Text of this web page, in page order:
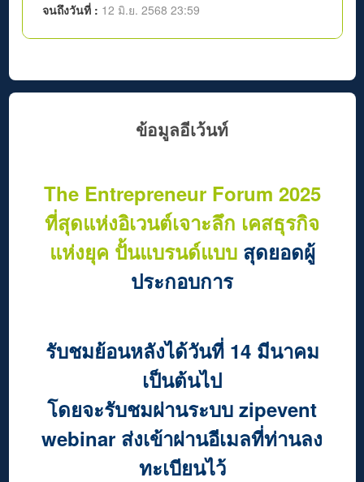
จนถึงวันที่ : 12 มิ.ย. 2568 23:59
ข้อมูลอีเว้นท์
The Entrepreneur Forum 2025
ที่สุดแห่งอิเวนต์เจาะลึก เคสธุรกิจ
แห่งยุค ปั้นแบรนด์แบบ สุดยอดผู้
ประกอบการ
รับชมย้อนหลังได้วันที่ 14 มีนาคม
เป็นต้นไป
โดยจะรับชมผ่านระบบ zipevent
webinar ส่งเข้าผ่านอีเมลที่ท่านลง
ทะเบียนไว้